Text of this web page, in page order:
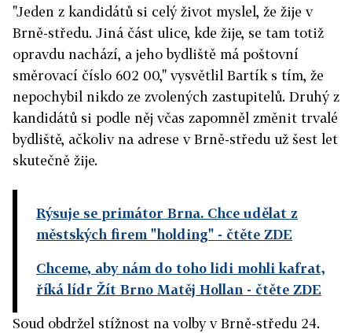
"Jeden z kandidátů si celý život myslel, že žije v
Brně-středu. Jiná část ulice, kde žije, se tam totiž
opravdu nachází, a jeho bydliště má poštovní
směrovací číslo 602 00," vysvětlil Bartík s tím, že
nepochybil nikdo ze zvolených zastupitelů. Druhý z
kandidátů si podle něj včas zapomněl změnit trvalé
bydliště, ačkoliv na adrese v Brně-středu už šest let
skutečně žije.
Rýsuje se primátor Brna. Chce udělat z
městských firem "holding" - čtěte ZDE
Chceme, aby nám do toho lidi mohli kafrat,
říká lídr Žít Brno Matěj Hollan - čtěte ZDE
Soud obdržel stížnost na volby v Brně-středu 24.